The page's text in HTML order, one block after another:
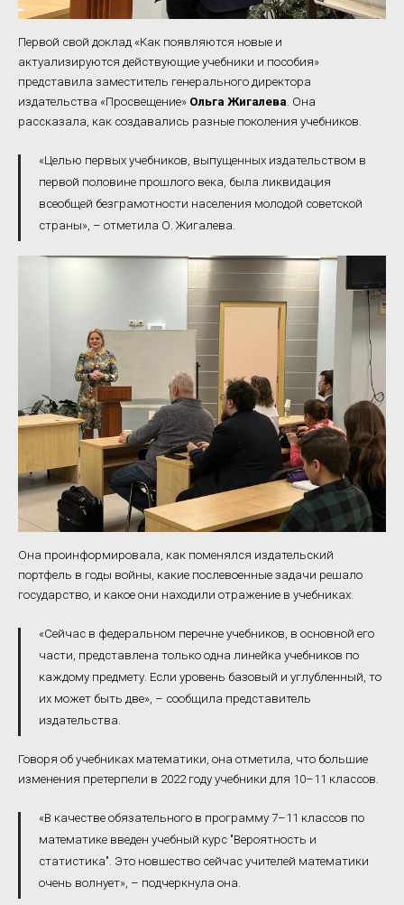
Первой свой доклад «Как появляются новые и
актуализируются действующие учебники и пособия»
представила заместитель генерального директора
издательства «Просвещение» Ольга Жигалева . Она
рассказала, как создавались разные поколения учебников.
«Целью первых учебников, выпущенных издательством в
первой половине прошлого века, была ликвидация
всеобщей безграмотности населения молодой советской
страны», – отметила О. Жигалева.
Она проинформировала, как поменялся издательский
портфель в годы войны, какие послевоенные задачи решало
государство, и какое они находили отражение в учебниках.
«Сейчас в федеральном перечне учебников, в основной его
части, представлена только одна линейка учебников по
каждому предмету. Если уровень базовый и углубленный, то
их может быть две», – сообщила представитель
издательства.
Говоря об учебниках математики, она отметила, что большие
изменения претерпели в 2022 году учебники для 10–11 классов.
«В качестве обязательного в программу 7–11 классов по
математике введен учебный курс "Вероятность и
статистика". Это новшество сейчас учителей математики
очень волнует», – подчеркнула она.